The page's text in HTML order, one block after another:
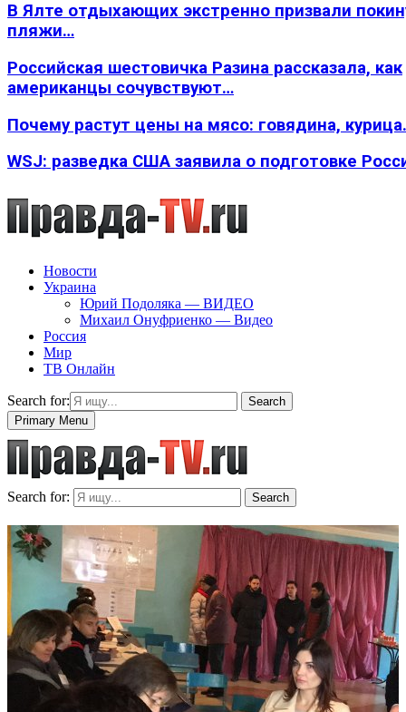
В Ялте отдыхающих экстренно призвали
пляжи…
Российская шестовичка Разина рассказала, как
американцы сочувствуют…
Почему растут цены на мясо: говядина,
WSJ: разведка США заявила о подготовке
Новости
Украина
Юрий Подоляка — ВИДЕО
Михаил Онуфриенко — Видео
Россия
Мир
ТВ Онлайн
Search for:
Search
Primary Menu
Search for: Search